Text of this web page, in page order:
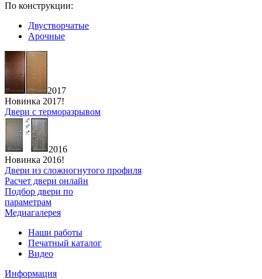
По конструкции:
Двустворчатые
Арочные
2017
Новинка 2017!
Двери с терморазрывом
2016
Новинка 2016!
Двери из сложногнутого профиля
Расчет двери онлайн
Подбор двери по
параметрам
Медиагалерея
Наши работы
Печатный каталог
Видео
Информация